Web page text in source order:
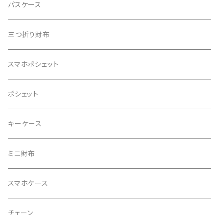
パスケース
三つ折り財布
スマホポシェット
ポシェット
キーケース
ミニ財布
スマホケース
チェーン